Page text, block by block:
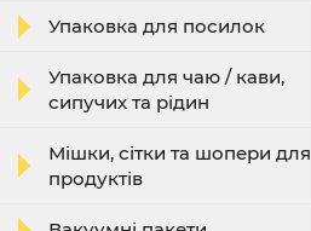
Упаковка для посилок
Упаковка для чаю / кави,
сипучих та рідин
Мішки, сітки та шопери для
продуктів